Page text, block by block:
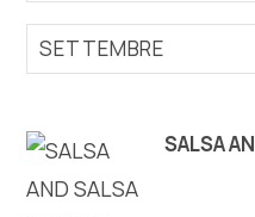
Esplora
Destinazione
SETTEMBRE
SALSA